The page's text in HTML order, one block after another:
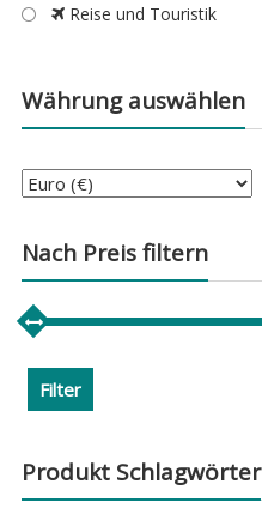
Reise und Touristik
Währung auswählen
Nach Preis filtern
Filter
Produkt Schlagwörter